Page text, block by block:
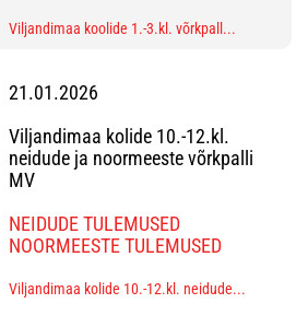
Viljandimaa koolide 1.-3.kl. võrkpall...
21.01.2026
Viljandimaa kolide 10.-12.kl.
neidude ja noormeeste võrkpalli
MV
NEIDUDE TULEMUSED
NOORMEESTE TULEMUSED
Viljandimaa kolide 10.-12.kl. neidude...